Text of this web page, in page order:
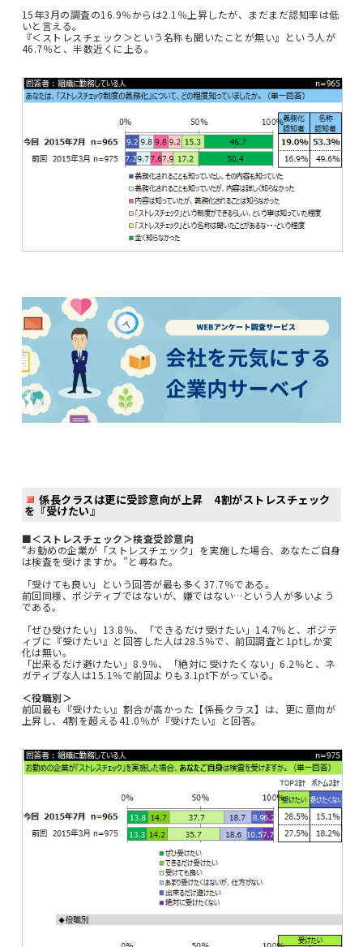
15年3月の調査の16.9％からは2.1％上昇したが、まだまだ認知率は低
いと言える。
『＜ストレスチェック＞という名称も聞いたことが無い』という人が
46.7％と、半数近くに上る。
係長クラスは更に受診意向が上昇 4割がストレスチェック
を『受けたい』
■＜ストレスチェック＞検査受診意向
“お勤めの企業が「ストレスチェック」を実施した場合、あなたご自身
は検査を受けますか。”と尋ねた。
「受けても良い」という回答が最も多く37.7％である。
前回同様、ポジティブではないが、嫌ではない…という人が多いよう
である。
「ぜひ受けたい」13.8％、「できるだけ受けたい」14.7％と、ポジテ
ィブに『受けたい』と回答した人は28.5％で、前回調査と1ptしか変
化は無い。
「出来るだけ避けたい」8.9％、「絶対に受けたくない」6.2％と、ネ
ガティブな人は15.1％で前回よりも3.1pt下がっている。
＜役職別＞
前回最も『受けたい』割合が高かった【係長クラス】は、更に意向が
上昇し、4割を超える41.0％が『受けたい』と回答。